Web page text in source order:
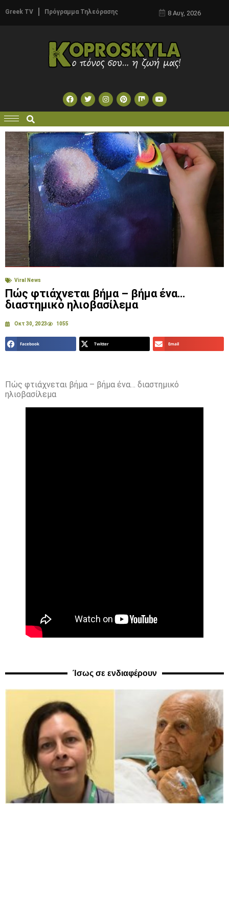
Greek TV Πρόγραμμα Τηλεόρασης 8 Αυγ, 2026
Viral News
Πώς φτιάχνεται βήμα – βήμα ένα…
διαστημικό ηλιοβασίλεμα
Οκτ 30, 2023 1055
Facebook Twitter Email
Πώς φτιάχνεται βήμα – βήμα ένα… διαστημικό
ηλιοβασίλεμα
Ίσως σε ενδιαφέρουν